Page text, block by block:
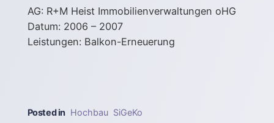
AG: R+M Heist Immobilienverwaltungen oHG
Datum: 2006 – 2007
Leistungen: Balkon-Erneuerung
Posted in Hochbau SiGeKo